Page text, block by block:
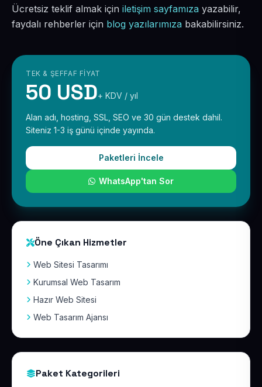
Ücretsiz teklif almak için iletişim sayfamıza yazabilir,
faydalı rehberler için blog yazılarımıza bakabilirsiniz.
TEK & ŞEFFAF FIYAT
50 USD+ KDV / yıl
Alan adı, hosting, SSL, SEO ve 30 gün destek dahil.
Siteniz 1-3 iş günü içinde yayında.
Paketleri İncele
WhatsApp'tan Sor
Öne Çıkan Hizmetler
Web Sitesi Tasarımı
Kurumsal Web Tasarım
Hazır Web Sitesi
Web Tasarım Ajansı
Paket Kategorileri